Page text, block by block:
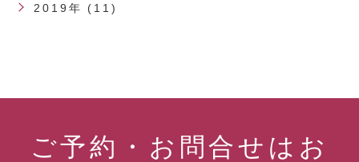
2019年 (11)
ご予約・お問合せはお